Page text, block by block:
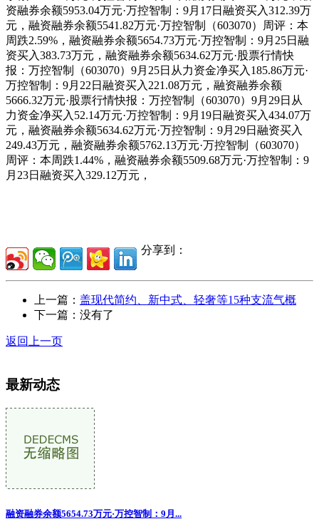
资融券余额5953.04万元·万控智制：9月17日融资买入312.39万
元，融资融券余额5541.82万元·万控智制（603070）周评：本
周跌2.59%，融资融券余额5654.73万元·万控智制：9月25日融
资买入383.73万元，融资融券余额5634.62万元·股票行情快
报：万控智制（603070）9月25日从力资金净买入185.86万元·
万控智制：9月22日融资买入221.08万元，融资融券余额
5666.32万元·股票行情快报：万控智制（603070）9月29日从
力资金净买入52.14万元·万控智制：9月19日融资买入434.07万
元，融资融券余额5634.62万元·万控智制：9月29日融资买入
249.43万元，融资融券余额5762.13万元·万控智制（603070）
周评：本周跌1.44%，融资融券余额5509.68万元·万控智制：9
月23日融资买入329.12万元，
分享到：
上一篇： 盖现代简约、新中式、轻奢等15种支流气概
下一篇：没有了
返回上一页
最新动态
融资融券余额5654.73万元·万控智制：9月 ...